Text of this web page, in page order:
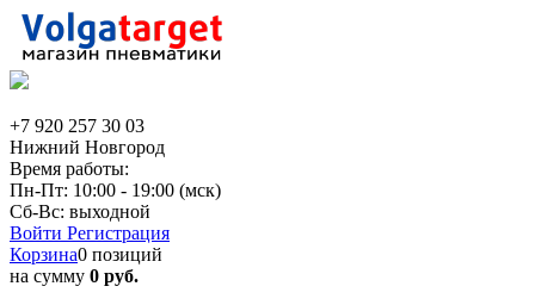
+7 920 257 30 03
Нижний Новгород
Время работы:
Пн-Пт: 10:00 - 19:00 (мск)
Сб-Вс: выходной
Войти Регистрация
Корзина0 позиций
на сумму 0 руб.